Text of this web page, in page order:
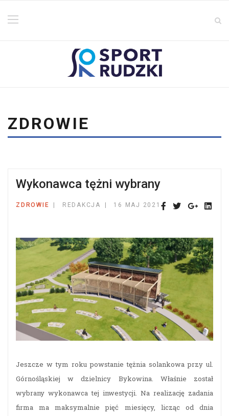
ZDROWIE
Wykonawca tężni wybrany
ZDROWIE REDAKCJA 16 MAJ 2021
Jeszcze w tym roku powstanie tężnia solankowa przy ul.
Górnośląskiej w dzielnicy Bykowina. Właśnie został
wybrany wykonawca tej inwestycji. Na realizację zadania
firma ma maksymalnie pięć miesięcy, licząc od dnia